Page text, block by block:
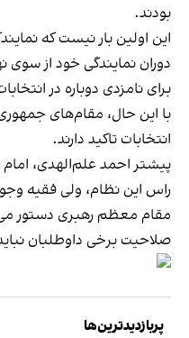
بودند.
این اولین بار نیست که
دوران نمایندگی خود از سوی
برای نامزدی دوباره در
با این حال، مقام‌های
انتخابات تاکید دارند.
پیشتر احمد علم‌الهدی،
راس این نظام، ولی فقیه
مقام معظم رهبری دستور
صلاحیت برخی داوطلبان
پربازدیدترین‌ها